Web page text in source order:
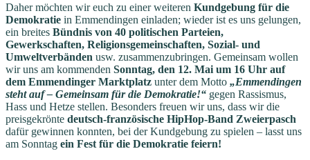
Daher möchten wir euch zu einer weiteren Kundgebung für die
Demokratie in Emmendingen einladen; wieder ist es uns gelungen,
ein breites Bündnis von 40 politischen Parteien,
Gewerkschaften, Religionsgemeinschaften, Sozial- und
Umweltverbänden usw. zusammenzubringen. Gemeinsam wollen
wir uns am kommenden Sonntag, den 12. Mai um 16 Uhr auf
dem Emmendinger Marktplatz unter dem Motto „Emmendingen
steht auf – Gemeinsam für die Demokratie!“ gegen Rassismus,
Hass und Hetze stellen. Besonders freuen wir uns, dass wir die
preisgekrönte deutsch-französische HipHop-Band Zweierpasch
dafür gewinnen konnten, bei der Kundgebung zu spielen – lasst uns
am Sonntag ein Fest für die Demokratie feiern!